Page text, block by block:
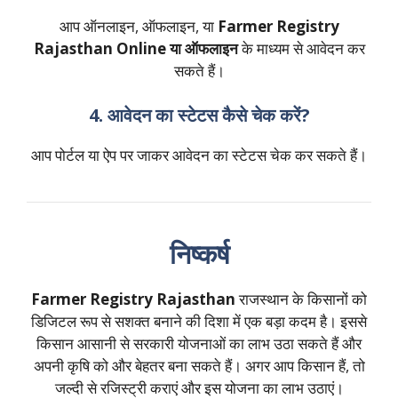
आप ऑनलाइन, ऑफलाइन, या Farmer Registry
Rajasthan Online या ऑफलाइनके माध्यम से आवेदन कर
सकते हैं।
4. आवेदन का स्टेटस कैसे चेक करें?
आप पोर्टल या ऐप पर जाकर आवेदन का स्टेटस चेक कर सकते हैं।
निष्कर्ष
Farmer Registry Rajasthanराजस्थान के किसानों को
डिजिटल रूप से सशक्त बनाने की दिशा में एक बड़ा कदम है। इससे
किसान आसानी से सरकारी योजनाओं का लाभ उठा सकते हैं और
अपनी कृषि को और बेहतर बना सकते हैं। अगर आप किसान हैं, तो
जल्दी से रजिस्ट्री कराएं और इस योजना का लाभ उठाएं।